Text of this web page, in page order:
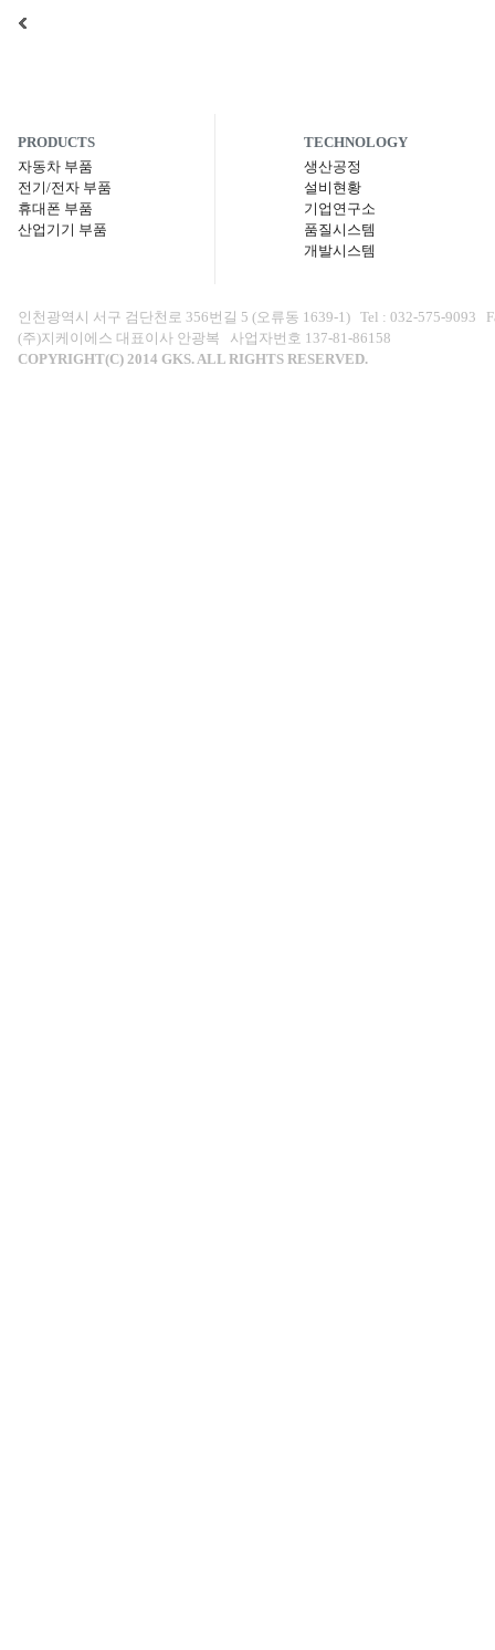
PRODUCTS
자동차 부품
전기/전자 부품
휴대폰 부품
산업기기 부품
TECHNOLOGY
생산공정
설비현황
기업연구소
품질시스템
개발시스템
인천광역시 서구 검단천로 356번길 5 (오류동 1639-1) Tel : 032-575-9093
(주)지케이에스 대표이사 안광복 사업자번호 137-81-86158
COPYRIGHT(C) 2014 GKS. ALL RIGHTS RESERVED.